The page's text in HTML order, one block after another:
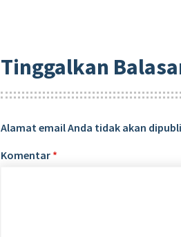
Tinggalkan
Alamat email Anda tidak akan
Komentar *